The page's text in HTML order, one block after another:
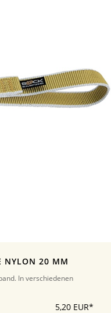
NYLON 20 MM
In verschiedenen
5,20 EUR*